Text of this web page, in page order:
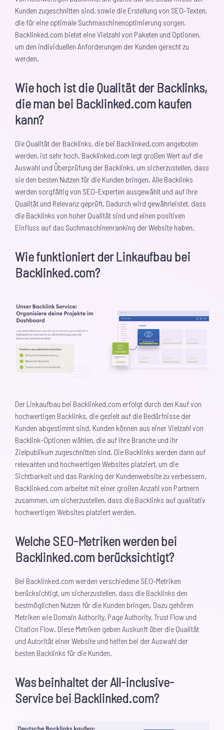
Kunden zugeschnitten sind, sowie die Erstellung von SEO-Texten,
die für eine optimale Suchmaschinenoptimierung sorgen.
Backlinked.com bietet eine Vielzahl von Paketen und Optionen,
um den individuellen Anforderungen der Kunden gerecht zu
werden.
Wie hoch ist die Qualität der Backlinks,
die man bei Backlinked.com kaufen
kann?
Die Qualität der Backlinks, die bei Backlinked.com angeboten
werden, ist sehr hoch. Backlinked.com legt großen Wert auf die
Auswahl und Überprüfung der Backlinks, um sicherzustellen, dass
sie den besten Nutzen für die Kunden bringen. Alle Backlinks
werden sorgfältig von SEO-Experten ausgewählt und auf ihre
Qualität und Relevanz geprüft. Dadurch wird gewährleistet, dass
die Backlinks von hoher Qualität sind und einen positiven
Einfluss auf das Suchmaschinenranking der Website haben.
Wie funktioniert der Linkaufbau bei
Backlinked.com?
Der Linkaufbau bei Backlinked.com erfolgt durch den Kauf von
hochwertigen Backlinks, die gezielt auf die Bedürfnisse der
Kunden abgestimmt sind. Kunden können aus einer Vielzahl von
Backlink-Optionen wählen, die auf ihre Branche und ihr
Zielpublikum zugeschnitten sind. Die Backlinks werden dann auf
relevanten und hochwertigen Websites platziert, um die
Sichtbarkeit und das Ranking der Kundenwebsite zu verbessern.
Backlinked.com arbeitet mit einer großen Anzahl von Partnern
zusammen, um sicherzustellen, dass die Backlinks auf qualitativ
hochwertigen Websites platziert werden.
Welche SEO-Metriken werden bei
Backlinked.com berücksichtigt?
Bei Backlinked.com werden verschiedene SEO-Metriken
berücksichtigt, um sicherzustellen, dass die Backlinks den
bestmöglichen Nutzen für die Kunden bringen. Dazu gehören
Metriken wie Domain Authority, Page Authority, Trust Flow und
Citation Flow. Diese Metriken geben Auskunft über die Qualität
und Autorität einer Website und helfen bei der Auswahl der
besten Backlinks für die Kunden.
Was beinhaltet der All-inclusive-
Service bei Backlinked.com?